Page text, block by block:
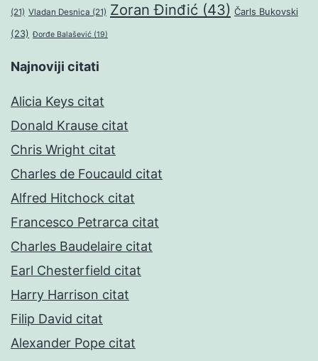
(21) Vladan Desnica (21) Zoran Đinđić (43) Čarls Bukovski
(23) Đorđe Balašević (19)
Najnoviji citati
Alicia Keys citat
Donald Krause citat
Chris Wright citat
Charles de Foucauld citat
Alfred Hitchock citat
Francesco Petrarca citat
Charles Baudelaire citat
Earl Chesterfield citat
Harry Harrison citat
Filip David citat
Alexander Pope citat